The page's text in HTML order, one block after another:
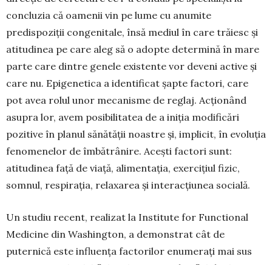
concluzia că oamenii vin pe lume cu anumite
predispoziții con­genitale, însă mediul în care trăiesc și
atitu­dinea pe care aleg să o adopte determină în mare
parte care dintre genele existente vor deveni active și
care nu. Epigenetica a identificat șapte factori, care
pot avea rolul unor mecanisme de reglaj. Ac­ționând
asupra lor, avem posibilitatea de a iniția modificări
pozitive în planul sănătății noastre și, implicit, în evoluția
fenomenelor de îmbătrânire. Acești factori sunt:
atitudinea față de viață, ali­mentația, exercițiul fizic,
somnul, respirația, rela­xarea și interacțiunea socială.
Un studiu recent, realizat la Institute for Func­tional
Medicine din Washington, a demonstrat cât de
puternică este influența factorilor enumerați mai sus